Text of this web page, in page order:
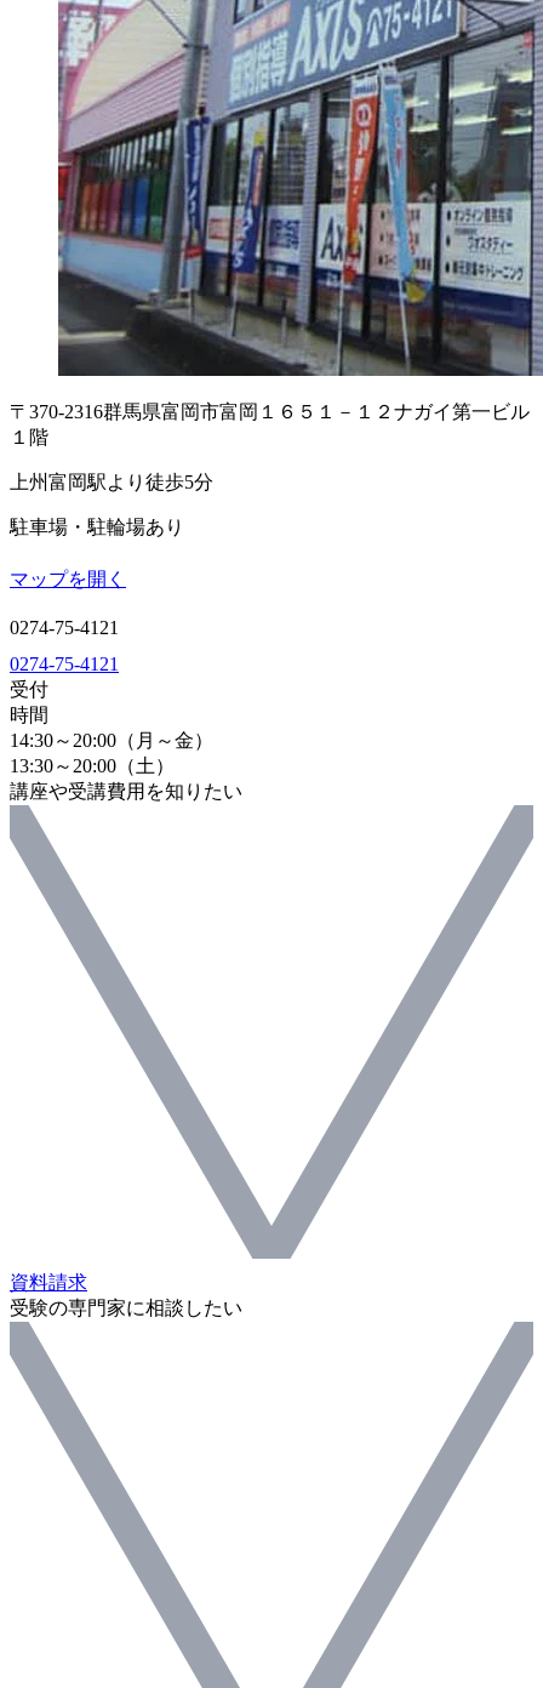
〒370-2316群馬県富岡市富岡１６５１－１２ ナガイ第一ビル
１階
上州富岡駅より徒歩5分
駐車場・駐輪場あり
マップを開く
0274-75-4121
0274-75-4121
受付
時間
14:30～20:00（月～金）
13:30～20:00（土）
講座や受講費用を知りたい
資料請求
受験の専門家に相談したい